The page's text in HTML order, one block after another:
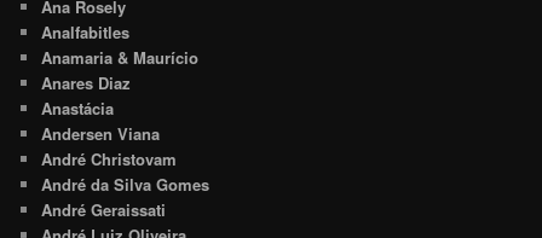
Ana Rosely
Analfabitles
Anamaria & Maurício
Anares Diaz
Anastácia
Andersen Viana
André Christovam
André da Silva Gomes
André Geraissati